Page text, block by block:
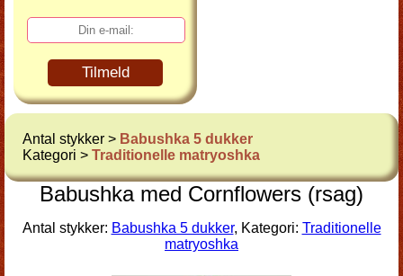
Tilmeld
Antal stykker > Babushka 5 dukker
Kategori > Traditionelle matryoshka
Babushka med Cornflowers (rsag)
Antal stykker: Babushka 5 dukker, Kategori: Traditionelle
matryoshka